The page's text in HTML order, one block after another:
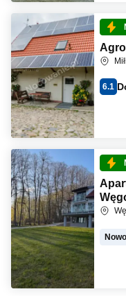
6.1